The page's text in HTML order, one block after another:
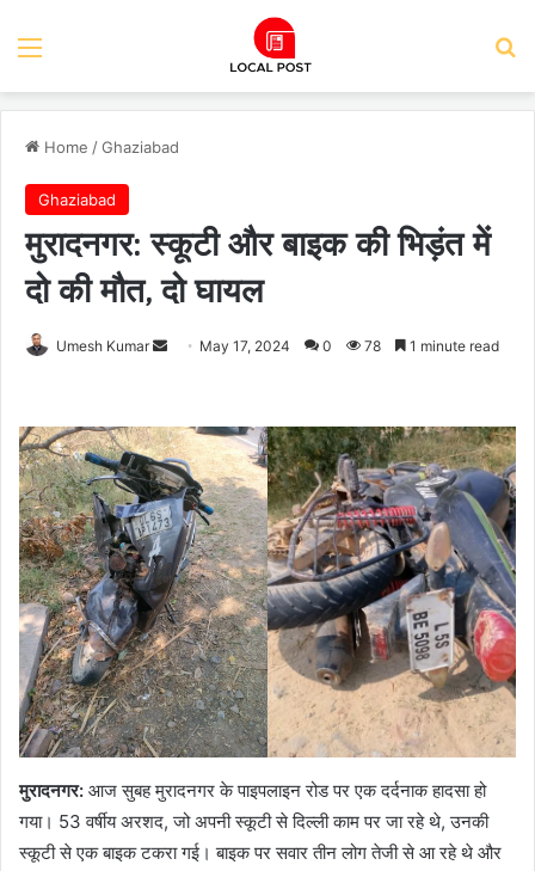
Menu
Home /Ghaziabad
Ghaziabad
मुरादनगर: स्कूटी और बाइक की भिड़ंत में
दो की मौत, दो घायल
Umesh Kumar
Send May 17, 2024 0 78 1 minute read
मुरादनगर: आज सुबह मुरादनगर के पाइपलाइन रोड पर एक दर्दनाक हादसा हो
गया। 53 वर्षीय अरशद, जो अपनी स्कूटी से दिल्ली काम पर जा रहे थे, उनकी
स्कूटी से एक बाइक टकरा गई। बाइक पर सवार तीन लोग तेजी से आ रहे थे और